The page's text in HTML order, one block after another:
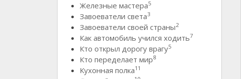
Железные мастера5
Завоеватели света3
Завоеватели своей страны2
Как автомобиль учился ходить7
Кто открыл дорогу врагу5
Кто переделает мир8
Кухонная полка11